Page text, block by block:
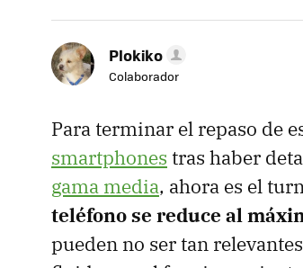
Plokiko
Colaborador
Para terminar el repaso de
smartphones tras haber
gama media, ahora es el
teléfono se reduce al
pueden no ser tan